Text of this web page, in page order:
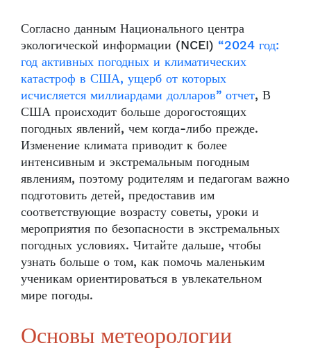
Согласно данным Национального центра
экологической информации (NCEI) “2024 год:
год активных погодных и климатических
катастроф в США, ущерб от которых
исчисляется миллиардами долларов” отчет, В
США происходит больше дорогостоящих
погодных явлений, чем когда-либо прежде.
Изменение климата приводит к более
интенсивным и экстремальным погодным
явлениям, поэтому родителям и педагогам важно
подготовить детей, предоставив им
соответствующие возрасту советы, уроки и
мероприятия по безопасности в экстремальных
погодных условиях. Читайте дальше, чтобы
узнать больше о том, как помочь маленьким
ученикам ориентироваться в увлекательном
мире погоды.
Основы метеорологии